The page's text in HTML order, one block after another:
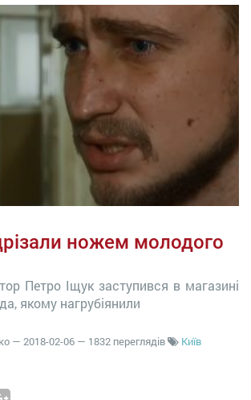
ножем молодого
Петро Іщук заступився в магазині
якому нагрубіянили
— 2018-02-06 — 1832 переглядів
Київ